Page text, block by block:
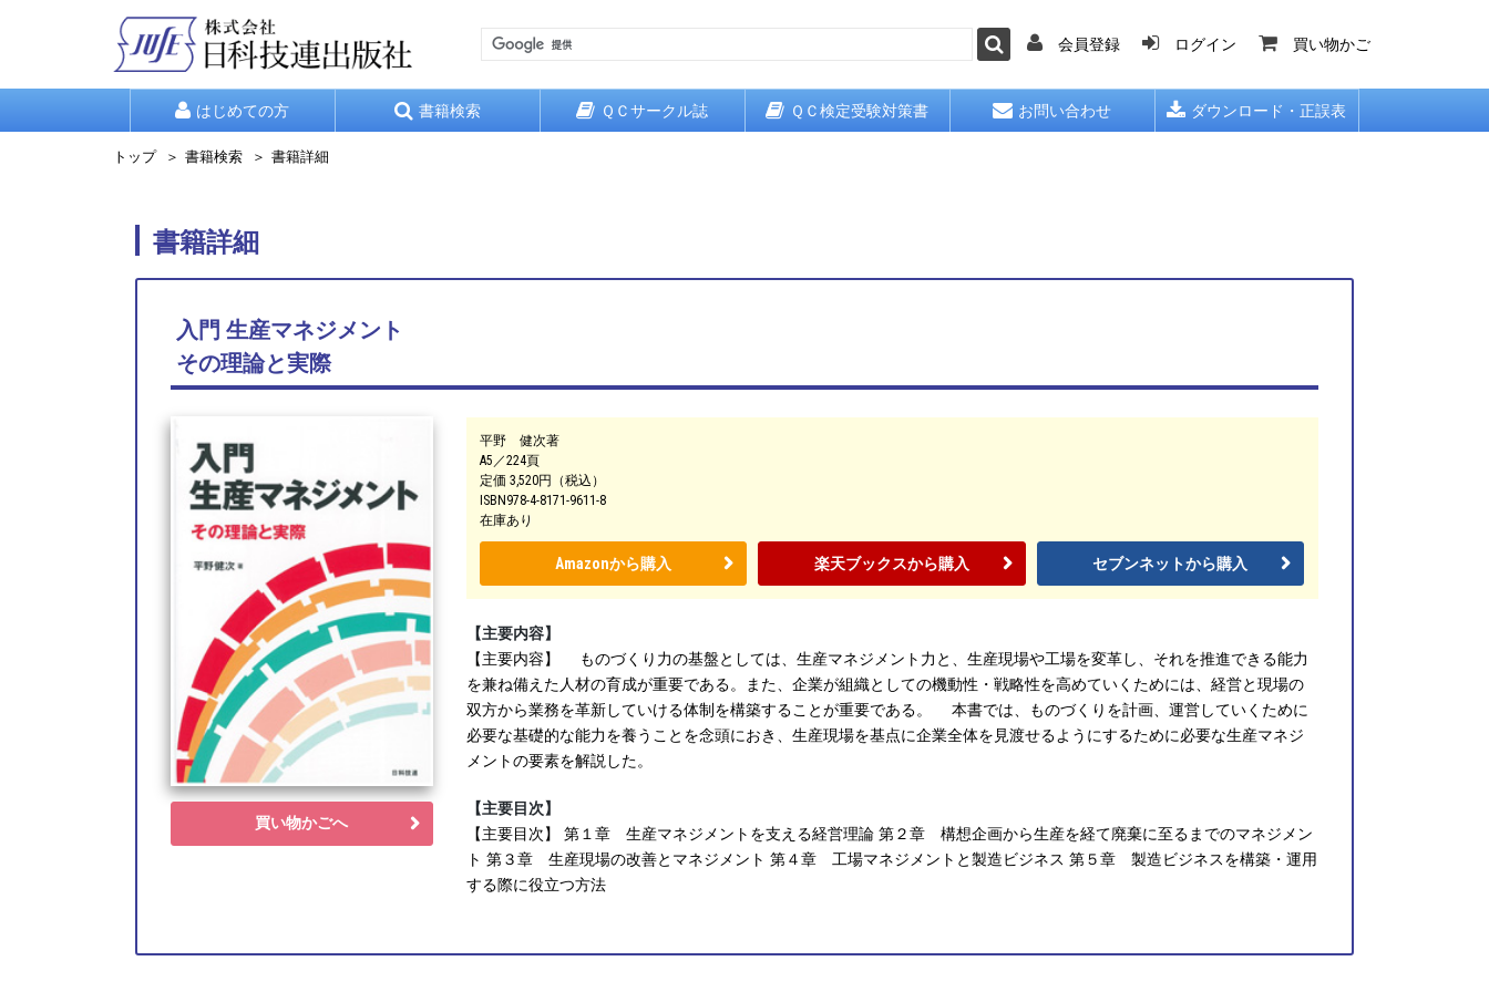
会員登録 ログイン 買い物かご
はじめての方 書籍検索 ＱＣサークル誌 ＱＣ検定受験対策書 お問い合わせ ダウンロード・正誤表
トップ 書籍検索 書籍詳細
書籍詳細
入門 生産マネジメント
その理論と実際
買い物かごへ
平野 健次著
A5／224頁
定価 3,520円（税込）
ISBN978-4-8171-9611-8
在庫あり
Amazonから購入 楽天ブックスから購入 セブンネットから購入
【主要内容】
【主要内容】 ものづくり力の基盤としては、生産マネジメント力と、生産現場や工場を変革し、それを推進できる能力
を兼ね備えた人材の育成が重要である。また、企業が組織としての機動性・戦略性を高めていくためには、経営と現場の
双方から業務を革新していける体制を構築することが重要である。 本書では、ものづくりを計画、運営していくために
必要な基礎的な能力を養うことを念頭におき、生産現場を基点に企業全体を見渡せるようにするために必要な生産マネジ
メントの要素を解説した。
【主要目次】
【主要目次】 第１章 生産マネジメントを支える経営理論 第２章 構想企画から生産を経て廃棄に至るまでのマネジメン
ト 第３章 生産現場の改善とマネジメント 第４章 工場マネジメントと製造ビジネス 第５章 製造ビジネスを構築・運用
する際に役立つ方法